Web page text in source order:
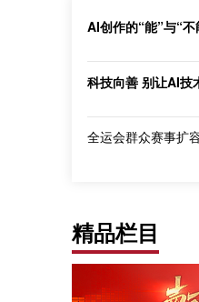
AI创作的“能”与“
科技向善 别让AI技
全运会群众赛事扩
精品栏目